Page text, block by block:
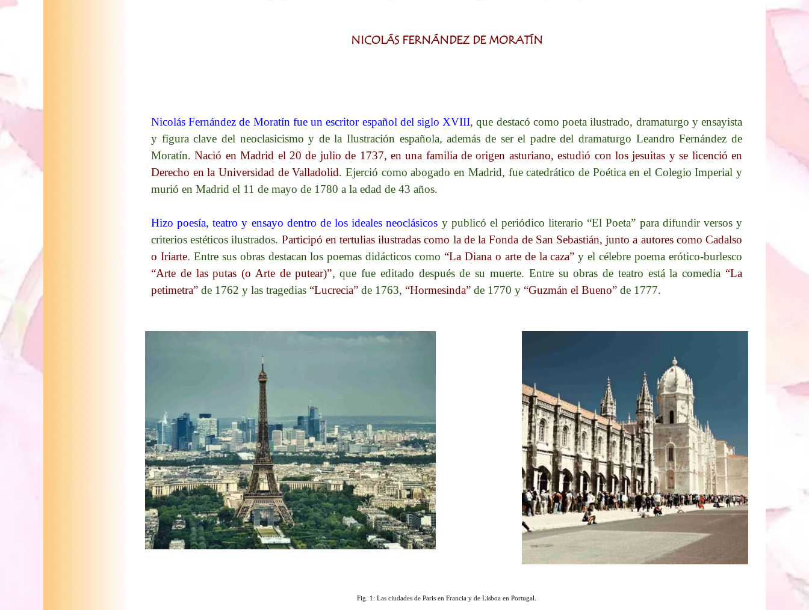
NICOLÁS FERNÁNDEZ DE MORATÍN
Nicolás Fernández de Moratín fue un escritor español del siglo XVIII,que destacó como poeta ilustrado, dramaturgo y ensayista
y figura clave del neoclasicismo y de la Ilustración española, además de ser el padre del dramaturgo Leandro Fernández de
Moratín. Nació en Madrid el 20 de julio de 1737, en una familia de origen asturiano, estudió con los jesuitas y se licenció en
Derecho en la Universidad de Valladolid.​ Ejerció como abogado en Madrid, fue catedrático de Poética en el Colegio Imperial y
murió en Madrid el 11 de mayo de 1780 a la edad de 43 años.​
Hizo poesía, teatro y ensayo dentro de los ideales neoclásicos y publicó el periódico literario “El Poeta” para difundir versos y
criterios estéticos ilustrados.​ Participó en tertulias ilustradas como la de la Fonda de San Sebastián, junto a autores como Cadalso
o Iriarte.​ Entre sus obras destacan los poemas didácticos como “La Diana o arte de la caza” y el célebre poema erótico-burlesco
“Arte de las putas (o Arte de putear)”, que fue editado después de su muerte. ​Entre su obras de teatro está la comedia “La
petimetra”de 1762 y las tragedias “Lucrecia” de 1763, “Hormesinda” de 1770 y “Guzmán el Bueno” de 1777.​
Fig. 1: Las ciudades de Paris en Francia y de Lisboa en Portugal.